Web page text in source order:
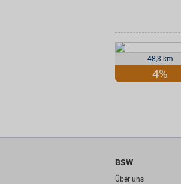
48,3 km
4%
BSW
Über uns